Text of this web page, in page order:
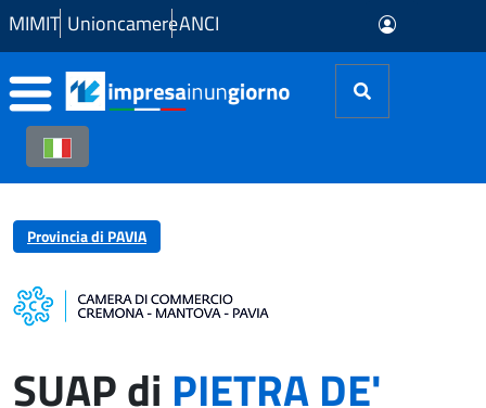
Skip to Main Content
MIMIT UnioncamereANCI
Provincia di PAVIA
SUAP di PIETRA DE'